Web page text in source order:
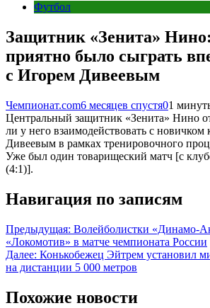
Футбол
Защитник «Зенита»
приятно было сыграть
с Игорем Дивеевым
Чемпионат.com6 месяцев спустя01
Центральный защитник «Зенита» Нино
ли у него взаимодействовать с
Дивеевым в рамках тренировочного
Уже был один товарищеский матч [с
(4:1)].
Навигация по записям
Предыдущая: Волейболистки
«Локомотив» в матче чемпионата России
Далее: Конькобежец Эйтрем установил
на дистанции 5 000 метров
Похожие новости